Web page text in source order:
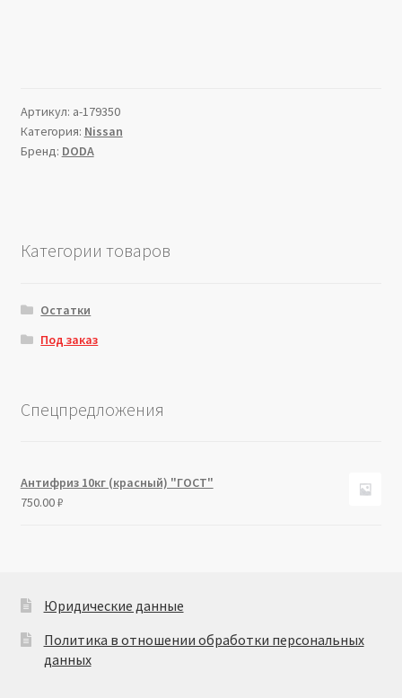
Артикул: a-179350
Категория: Nissan
Бренд: DODA
Категории товаров
Остатки
Под заказ
Спецпредложения
Антифриз 10кг (красный) "ГОСТ"
750.00₽
Юридические данные
Политика в отношении обработки персональных
данных